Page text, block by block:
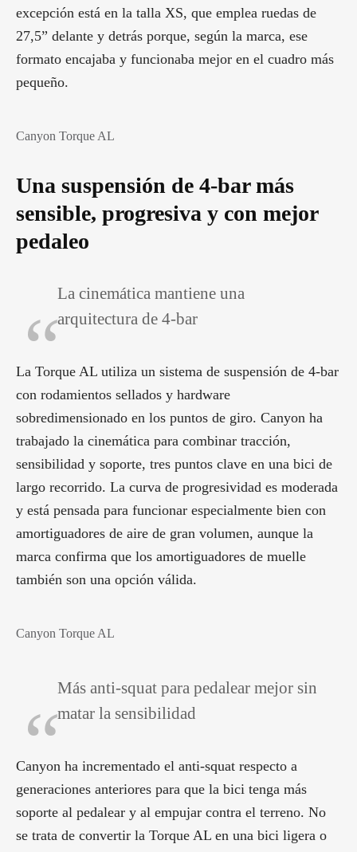
excepción está en la talla XS, que emplea ruedas de
27,5” delante y detrás porque, según la marca, ese
formato encajaba y funcionaba mejor en el cuadro más
pequeño.
Canyon Torque AL
Una suspensión de 4-bar más
sensible, progresiva y con mejor
pedaleo
La cinemática mantiene una
arquitectura de 4-bar
La Torque AL utiliza un sistema de suspensión de 4-bar
con rodamientos sellados y hardware
sobredimensionado en los puntos de giro. Canyon ha
trabajado la cinemática para combinar tracción,
sensibilidad y soporte, tres puntos clave en una bici de
largo recorrido. La curva de progresividad es moderada
y está pensada para funcionar especialmente bien con
amortiguadores de aire de gran volumen, aunque la
marca confirma que los amortiguadores de muelle
también son una opción válida.
Canyon Torque AL
Más anti-squat para pedalear mejor sin
matar la sensibilidad
Canyon ha incrementado el anti-squat respecto a
generaciones anteriores para que la bici tenga más
soporte al pedalear y al empujar contra el terreno. No
se trata de convertir la Torque AL en una bici ligera o